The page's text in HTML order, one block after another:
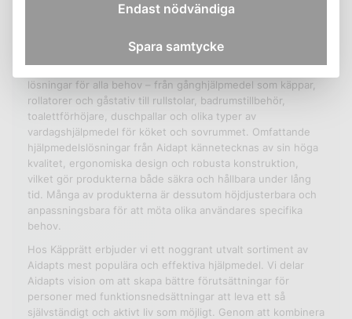
personer med funktionsnedsättningar har Aidapt blivit ett
Produktsortimentet är imponerande i sin bredd och erbjuder
lösningar för alla behov – från gånghjälpmedel som käppar,
rollatorer och gåstativ till rullstolar, badrumstillbehör,
toalettförhöjare, duschpallar och olika typer av
vardagshjälpmedel för köket och sovrummet. Omfattande
hjälpmedelslösningar från Aidapt kännetecknas av sin höga
kvalitet, ergonomiska design och robusta konstruktion,
vilket gör produkterna både säkra och hållbara under lång
tid. Många av produkterna är dessutom höjdjusterbara och
anpassningsbara för att möta olika användares specifika
behov.
Hos Käpprätt erbjuder vi ett noggrant utvalt sortiment av
Aidapts mest populära och effektiva hjälpmedel. Vi delar
Aidapts vision om att skapa bättre förutsättningar för
personer med funktionsnedsättningar att leva ett så
självständigt och aktivt liv som möjligt. Genom att kombinera
Endast nödvändiga
Spara samtycke